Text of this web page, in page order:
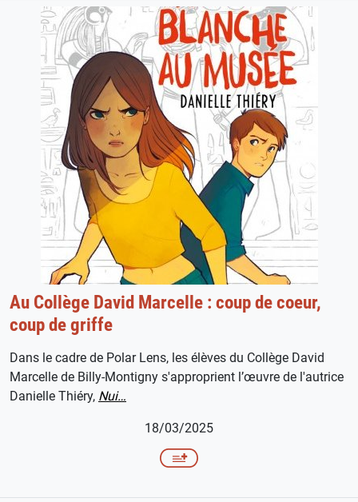
Au Collège David Marcelle : coup de coeur,
coup de griffe
Dans le cadre de Polar Lens, les élèves du Collège David
Marcelle de Billy-Montigny s'approprient l’œuvre de l'autrice
Danielle Thiéry, Nui…
18/03/2025